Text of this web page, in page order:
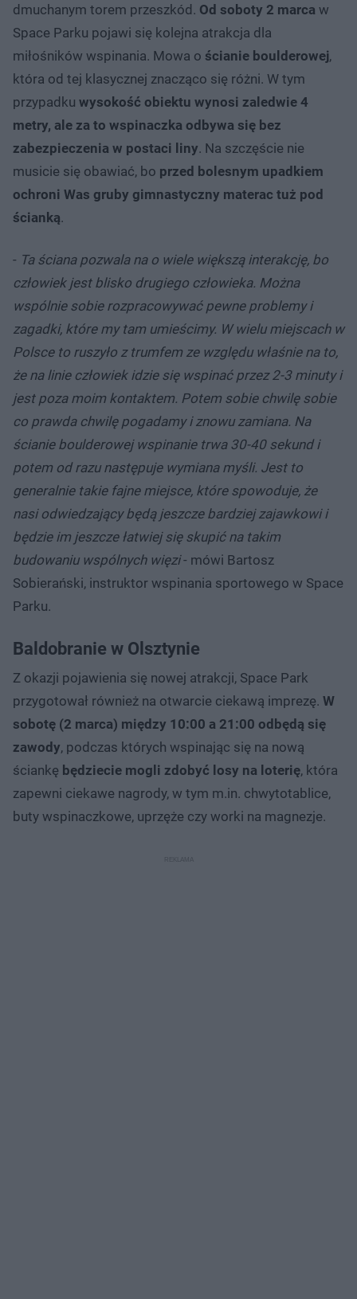
dmuchanym torem przeszkód. Od soboty 2 marca w
Space Parku pojawi się kolejna atrakcja dla
miłośników wspinania. Mowa o ścianie boulderowej,
która od tej klasycznej znacząco się różni. W tym
przypadku wysokość obiektu wynosi zaledwie 4
metry, ale za to wspinaczka odbywa się bez
zabezpieczenia w postaci liny. Na szczęście nie
musicie się obawiać, bo przed bolesnym upadkiem
ochroni Was gruby gimnastyczny materac tuż pod
ścianką.
- Ta ściana pozwala na o wiele większą interakcję, bo
człowiek jest blisko drugiego człowieka. Można
wspólnie sobie rozpracowywać pewne problemy i
zagadki, które my tam umieścimy. W wielu miejscach w
Polsce to ruszyło z trumfem ze względu właśnie na to,
że na linie człowiek idzie się wspinać przez 2-3 minuty i
jest poza moim kontaktem. Potem sobie chwilę sobie
co prawda chwilę pogadamy i znowu zamiana. Na
ścianie boulderowej wspinanie trwa 30-40 sekund i
potem od razu następuje wymiana myśli. Jest to
generalnie takie fajne miejsce, które spowoduje, że
nasi odwiedzający będą jeszcze bardziej zajawkowi i
będzie im jeszcze łatwiej się skupić na takim
budowaniu wspólnych więzi- mówi Bartosz
Sobierański, instruktor wspinania sportowego w Space
Parku.
Baldobranie w Olsztynie
Z okazji pojawienia się nowej atrakcji, Space Park
przygotował również na otwarcie ciekawą imprezę. W
sobotę (2 marca) między 10:00 a 21:00 odbędą się
zawody, podczas których wspinając się na nową
ściankę będziecie mogli zdobyć losy na loterię, która
zapewni ciekawe nagrody, w tym m.in. chwytotablice,
buty wspinaczkowe, uprzęże czy worki na magnezje.